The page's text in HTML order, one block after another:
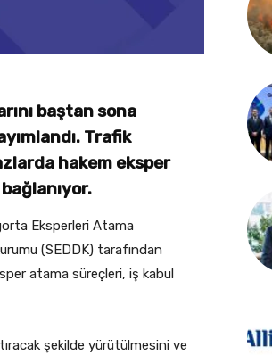
baştan sona
Trafik
hakem eksper
Eksperleri Atama
(SEDDK) tarafından
atama süreçleri, iş kabul
şekilde yürütülmesini ve